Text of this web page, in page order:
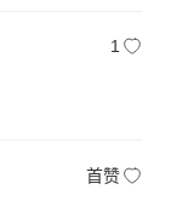
1
首赞